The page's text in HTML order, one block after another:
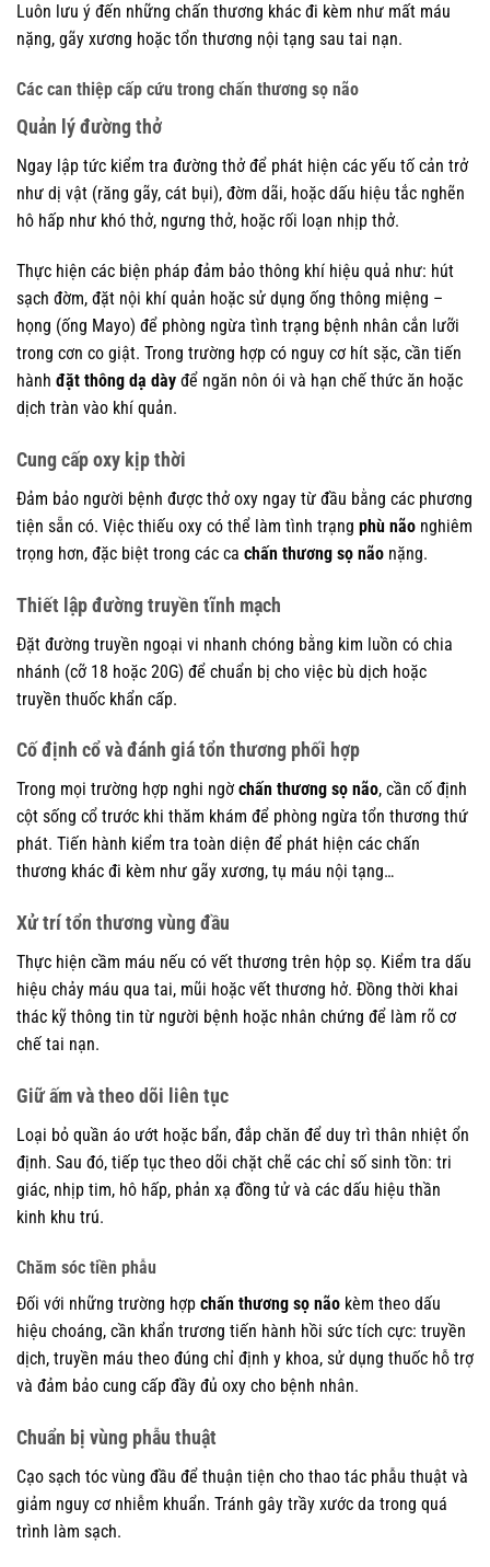
Luôn lưu ý đến những chấn thương khác đi kèm như mất máu
nặng, gãy xương hoặc tổn thương nội tạng sau tai nạn.
Các can thiệp cấp cứu trong chấn thương sọ não
Quản lý đường thở
Ngay lập tức kiểm tra đường thở để phát hiện các yếu tố cản trở
như dị vật (răng gãy, cát bụi), đờm dãi, hoặc dấu hiệu tắc nghẽn
hô hấp như khó thở, ngưng thở, hoặc rối loạn nhịp thở.
Thực hiện các biện pháp đảm bảo thông khí hiệu quả như: hút
sạch đờm, đặt nội khí quản hoặc sử dụng ống thông miệng –
họng (ống Mayo) để phòng ngừa tình trạng bệnh nhân cắn lưỡi
trong cơn co giật. Trong trường hợp có nguy cơ hít sặc, cần tiến
hành đặt thông dạ dày để ngăn nôn ói và hạn chế thức ăn hoặc
dịch tràn vào khí quản.
Cung cấp oxy kịp thời
Đảm bảo người bệnh được thở oxy ngay từ đầu bằng các phương
tiện sẵn có. Việc thiếu oxy có thể làm tình trạng phù não nghiêm
trọng hơn, đặc biệt trong các ca chấn thương sọ não nặng.
Thiết lập đường truyền tĩnh mạch
Đặt đường truyền ngoại vi nhanh chóng bằng kim luồn có chia
nhánh (cỡ 18 hoặc 20G) để chuẩn bị cho việc bù dịch hoặc
truyền thuốc khẩn cấp.
Cố định cổ và đánh giá tổn thương phối hợp
Trong mọi trường hợp nghi ngờchấn thương sọ não, cần cố định
cột sống cổ trước khi thăm khám để phòng ngừa tổn thương thứ
phát. Tiến hành kiểm tra toàn diện để phát hiện các chấn
thương khác đi kèm như gãy xương, tụ máu nội tạng…
Xử trí tổn thương vùng đầu
Thực hiện cầm máu nếu có vết thương trên hộp sọ. Kiểm tra dấu
hiệu chảy máu qua tai, mũi hoặc vết thương hở. Đồng thời khai
thác kỹ thông tin từ người bệnh hoặc nhân chứng để làm rõ cơ
chế tai nạn.
Giữ ấm và theo dõi liên tục
Loại bỏ quần áo ướt hoặc bẩn, đắp chăn để duy trì thân nhiệt ổn
định. Sau đó, tiếp tục theo dõi chặt chẽ các chỉ số sinh tồn: tri
giác, nhịp tim, hô hấp, phản xạ đồng tử và các dấu hiệu thần
kinh khu trú.
Chăm sóc tiền phẫu
Đối với những trường hợp chấn thương sọ não kèm theo dấu
hiệu choáng, cần khẩn trương tiến hành hồi sức tích cực: truyền
dịch, truyền máu theo đúng chỉ định y khoa, sử dụng thuốc hỗ trợ
và đảm bảo cung cấp đầy đủ oxy cho bệnh nhân.
Chuẩn bị vùng phẫu thuật
Cạo sạch tóc vùng đầu để thuận tiện cho thao tác phẫu thuật và
giảm nguy cơ nhiễm khuẩn. Tránh gây trầy xước da trong quá
trình làm sạch.